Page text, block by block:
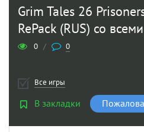
Grim Tales 26
RePack (RUS) со
0 / 0
Все игры
В закладки